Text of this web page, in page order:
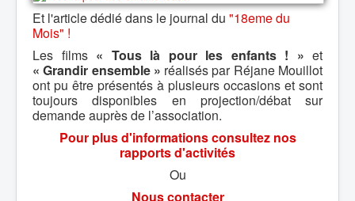
Et l'article dédié dans le journal du "18eme du
Mois" !
Les films« Tous là pour les enfants ! » et
« Grandir ensemble » réalisés par Réjane Mouillot
ont pu être présentés à plusieurs occasions et sont
toujours disponibles en projection/débat sur
demande auprès de l’association.
Pour plus d'informations consultez nos
rapports d'activités
Ou
Nous contacter